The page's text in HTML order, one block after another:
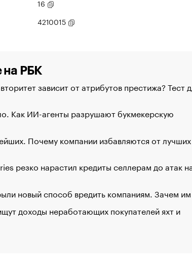
16
4210015
на РБК
зависит от атрибутов престижа? Тест
Как ИИ-агенты разрушают букмекерскую
Почему компании избавляются от лучших
резко нарастил кредиты селлерам до атак
новый способ вредить компаниям. Зачем
доходы неработающих покупателей яхт и